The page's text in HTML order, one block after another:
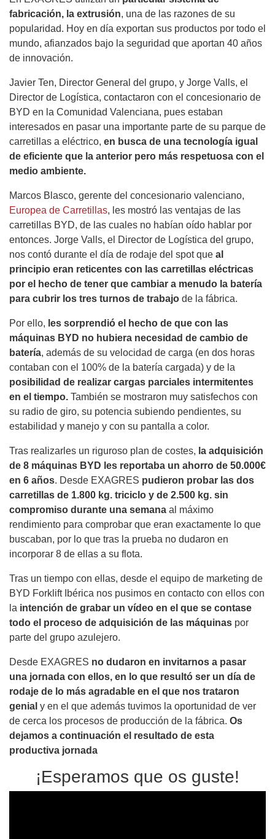
fabricación, la extrusión, una de las razones de su
popularidad. Hoy en día exportan sus productos por todo el
mundo, afianzados bajo la seguridad que aportan 40 años
de innovación.
Javier Ten, Director General del grupo, y Jorge Valls, el
Director de Logística, contactaron con el concesionario de
BYD en la Comunidad Valenciana, pues estaban
interesados en pasar una importante parte de su parque de
carretillas a eléctrico, en busca de una tecnología igual
de eficiente que la anterior pero más respetuosa con el
medio ambiente.
Marcos Blasco, gerente del concesionario valenciano,
Europea de Carretillas, les mostró las ventajas de las
carretillas BYD, de las cuales no habían oído hablar por
entonces. Jorge Valls, el Director de Logística del grupo,
nos contó durante el día de rodaje del spot que al
principio eran reticentes con las carretillas eléctricas
por el hecho de tener que cambiar a menudo la batería
para cubrir los tres turnos de trabajo de la fábrica.
Por ello, les sorprendió el hecho de que con las
máquinas BYD no hubiera necesidad de cambio de
batería, además de su velocidad de carga (en dos horas
contaban con el 100% de la batería cargada) y de la
posibilidad de realizar cargas parciales intermitentes
en el tiempo. También se mostraron muy satisfechos con
su radio de giro, su potencia subiendo pendientes, su
estabilidad y manejo y con su pantalla a color.
Tras realizarles un riguroso plan de costes, la adquisición
de 8 máquinas BYD les reportaba un ahorro de 50.000€
en 6 años. Desde EXAGRES pudieron probar las dos
carretillas de 1.800 kg. triciclo y de 2.500 kg. sin
compromiso durante una semana al máximo
rendimiento para comprobar que eran exactamente lo que
buscaban, por lo que tras la prueba no dudaron en
incorporar 8 de ellas a su flota.
Tras un tiempo con ellas, desde el equipo de marketing de
BYD Forklift Ibérica nos pusimos en contacto con ellos con
la intención de grabar un vídeo en el que se contase
todo el proceso de adquisición de las máquinas por
parte del grupo azulejero.
Desde EXAGRES no dudaron en invitarnos a pasar
una jornada con ellos, en lo que resultó ser un día de
rodaje de lo más agradable en el que nos trataron
genial y en el que además tuvimos la oportunidad de ver
de cerca los procesos de producción de la fábrica. Os
dejamos a continuación el resultado de esta
productiva jornada
¡Esperamos que os guste!